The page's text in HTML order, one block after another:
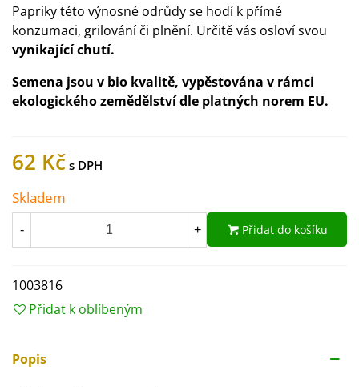
Papriky této výnosné odrůdy se hodí k přímé
konzumaci, grilování či plnění. Určitě vás osloví svou
vynikající chutí.
Semena jsou v bio kvalitě, vypěstována v rámci
ekologického zemědělství dle platných norem EU.
62 Kč
Skladem
- + Přidat do košíku
1003816
Přidat k oblíbeným
Popis